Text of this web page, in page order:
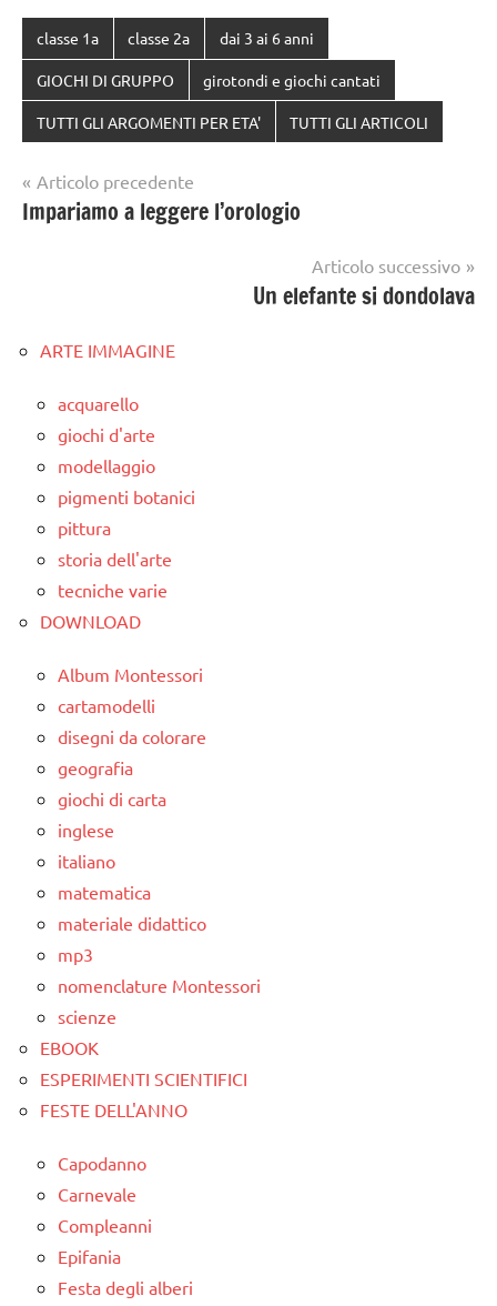
classe 1a classe 2a dai 3 ai 6 anni
GIOCHI DI GRUPPO girotondi e giochi cantati
TUTTI GLI ARGOMENTI PER ETA' TUTTI GLI ARTICOLI
Navigazione
articoli
Articolo precedente
Impariamo a leggere l’orologio
Articolo successivo
Un elefante si dondolava
ARTE IMMAGINE
acquarello
giochi d'arte
modellaggio
pigmenti botanici
pittura
storia dell'arte
tecniche varie
DOWNLOAD
Album Montessori
cartamodelli
disegni da colorare
geografia
giochi di carta
inglese
italiano
matematica
materiale didattico
mp3
nomenclature Montessori
scienze
EBOOK
ESPERIMENTI SCIENTIFICI
FESTE DELL'ANNO
Capodanno
Carnevale
Compleanni
Epifania
Festa degli alberi